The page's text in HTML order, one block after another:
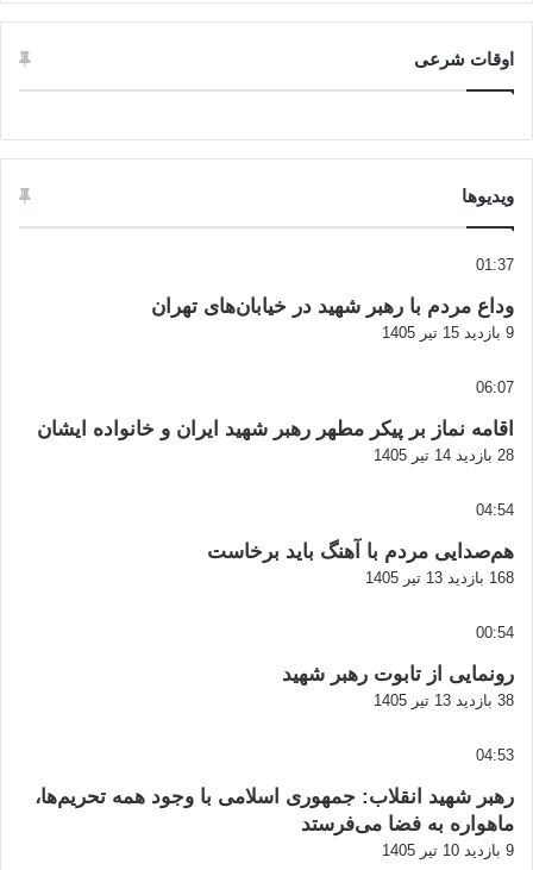
اوقات شرعی
ویدیوها
01:37
وداع مردم با رهبر شهید در خیابان‌های تهران
9 بازدید 15 تیر 1405
06:07
اقامه نماز بر پیکر مطهر رهبر شهید ایران و خانواده ایشان
28 بازدید 14 تیر 1405
04:54
هم‌صدایی مردم با آهنگ باید برخاست
168 بازدید 13 تیر 1405
00:54
رونمایی از تابوت رهبر شهید
38 بازدید 13 تیر 1405
04:53
رهبر شهید انقلاب: جمهوری اسلامی با وجود همه تحریم‌ها،
ماهواره به فضا می‌فرستد
9 بازدید 10 تیر 1405